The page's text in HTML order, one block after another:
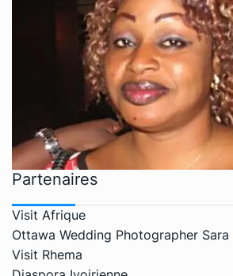
Partenaires
Visit Afrique
Ottawa Wedding Photographer Sara
Visit Rhema